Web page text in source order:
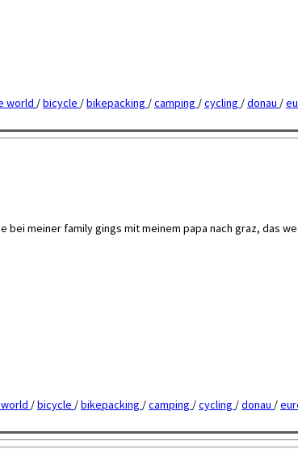
bei meiner family gings mit meinem papa nach graz, das
world /bicycle /bikepacking /camping /cycling /donau /
/bicycle /bikepacking /camping /cycling /donau /